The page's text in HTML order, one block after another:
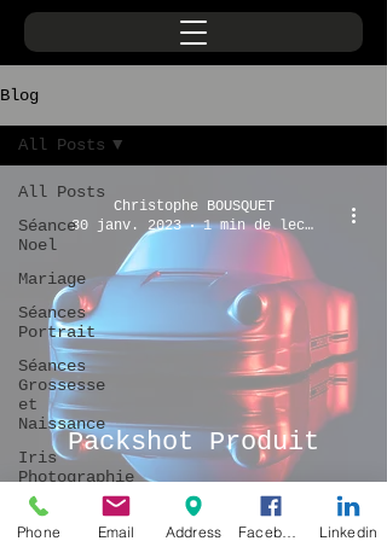
Blog
All Posts
Séance
Noel
Mariage
Séances
Portrait
Séances
Grossesse
et
Naissance
Iris
Photographie
All Posts
Packshot Produit
Christophe BOUSQUET
30 janv. 2023
1 min de lecture
Phone Email Address Linkedin